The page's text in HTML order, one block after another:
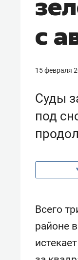
с
15 февраля
Суды
под
Всего
районе
Как